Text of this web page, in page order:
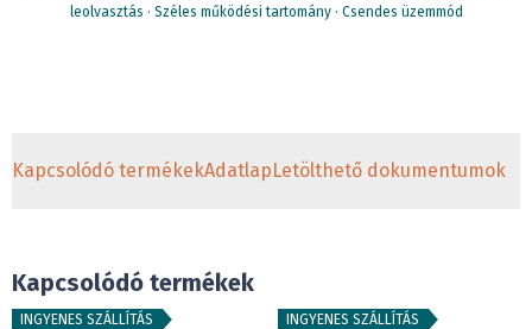
leolvasztás · Széles működési tartomány · Csendes üzemmód
Kapcsolódó termékekAdatlapLetölthető dokumentumok
Kapcsolódó termékek
INGYENES SZÁLLÍTÁS INGYENES SZÁLLÍTÁS